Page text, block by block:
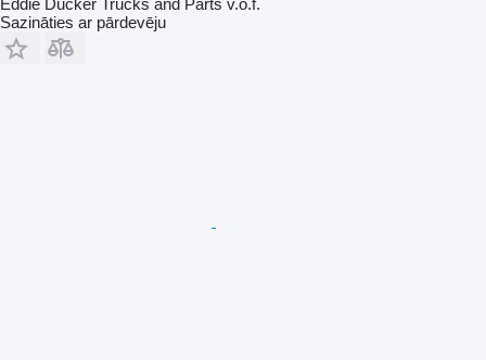
Sazināties ar pārdevēju